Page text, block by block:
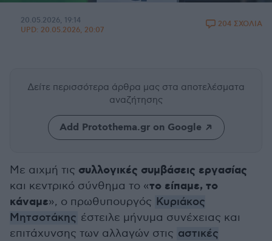
20.05.2026, 19:14
UPD: 20.05.2026, 20:07
204 ΣΧΟΛΙΑ
Δείτε περισσότερα άρθρα μας στα αποτελέσματα
αναζήτησης
Add Protothema.gr on Google
Με αιχμή τις συλλογικές συμβάσεις εργασίας
και κεντρικό σύνθημα το «το είπαμε, το
κάναμε», ο πρωθυπουργός Κυριάκος
Μητσοτάκης έστειλε μήνυμα συνέχειας και
επιτάχυνσης των αλλαγών στις αστικές